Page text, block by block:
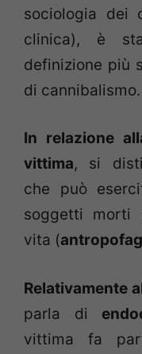
sociologia dei
clinica), è
definizione più
di cannibalismo.
In relazione
vittima, si
che può
soggetti morti
vita (
Relativamente
parla di
vittima fa